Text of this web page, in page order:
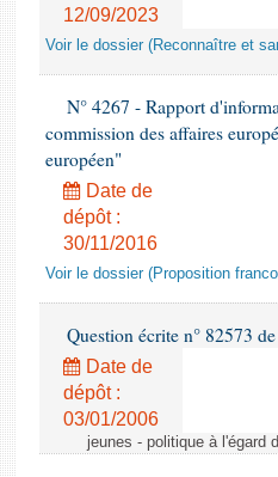
12/09/2023
Voir le dossier (Reconnaître et
N° 4267 - Rapport
commission des affaires
européen"
Date de
dépôt :
30/11/2016
Voir le dossier (Proposition
Question écrite n° 82573
Date de
dépôt :
03/01/2006
jeunes - politique à l'égard